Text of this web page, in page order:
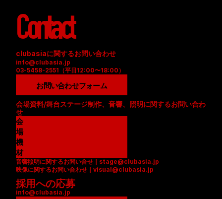
Contact
clubasiaに関するお問い合わせ
info@clubasia.jp
03-5458-2551（平日12:00〜18:00）
お問い合わせフォーム
会場資料/舞台ステージ制作、音響、照明に関するお問い合わ
せ
会
場
資
料
(
P
D
F
機
材
リ
ス
ト
(
音響照明に関するお問い合せ｜stage@clubasia.jp
映像に関するお問い合わせ｜visual@clubasia.jp
採用への応募
info@clubasia.jp